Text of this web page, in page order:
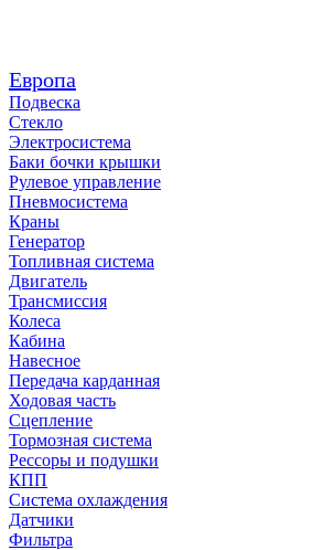
Европа
Подвеска
Стекло
Электросистема
Баки бочки крышки
Рулевое управление
Пневмосистема
Краны
Генератор
Топливная система
Двигатель
Трансмиссия
Колеса
Кабина
Навесное
Передача карданная
Ходовая часть
Сцепление
Тормозная система
Рессоры и подушки
КПП
Система охлаждения
Датчики
Фильтра